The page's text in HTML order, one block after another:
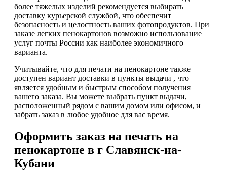
более тяжелых изделий рекомендуется выбирать
доставку курьерской службой, что обеспечит
безопасность и целостность ваших фотопродуктов. При
заказе легких пенокартонов возможно использование
услуг почты России как наиболее экономичного
варианта.
Учитывайте, что для печати на пенокартоне также
доступен вариант доставки в пункты выдачи , что
является удобным и быстрым способом получения
вашего заказа. Вы можете выбрать пункт выдачи,
расположенный рядом с вашим домом или офисом, и
забрать заказ в любое удобное для вас время.
Оформить заказ на печать на
пенокартоне в г Славянск-на-
Кубани